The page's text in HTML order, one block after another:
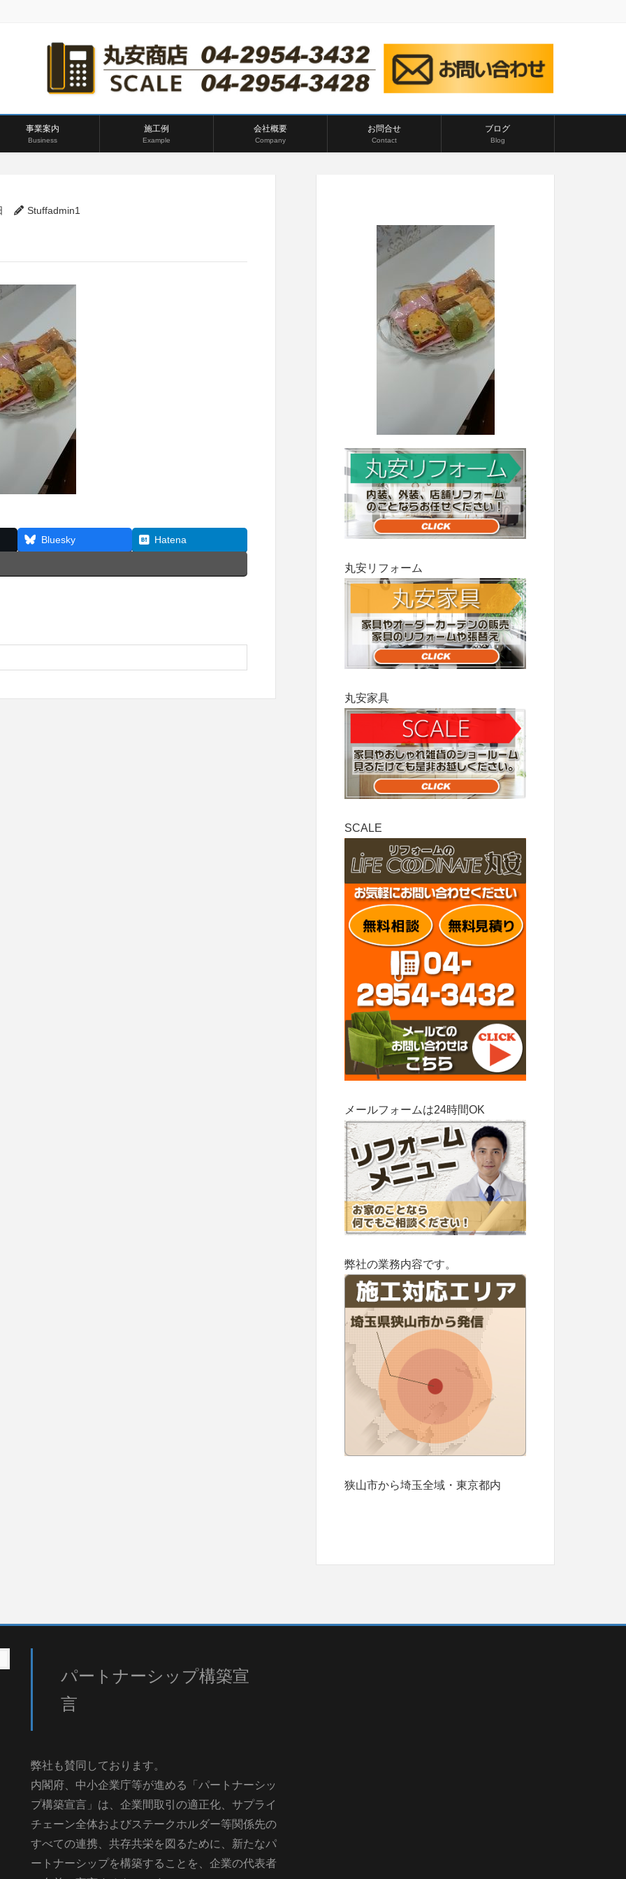
事業案内
Business
施工例
Example
会社概要
Company
お問合せ
Contact
ブログ
Blog
Stuffadmin1
Bluesky Hatena
丸安リフォーム
丸安家具
SCALE
メールフォームは24時間OK
弊社の業務内容です。
狭山市から埼玉全域・東京都内
パートナーシップ構築宣
言
弊社も賛同しております。
内閣府、中小企業庁等が進める「パートナーシッ
プ構築宣言」は、企業間取引の適正化、サプライ
チェーン全体およびステークホルダー等関係先の
すべての連携、共存共栄を図るために、新たなパ
ートナーシップを構築することを、企業の代表者